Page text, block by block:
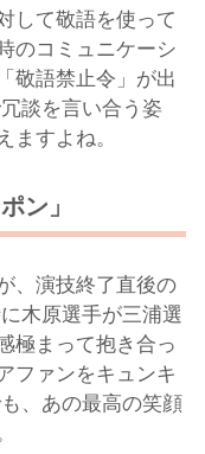
して敬語を使って
のコミュニケーシ
敬語禁止令」が出
談を言い合う姿
すよね。
ン」
、演技終了直後の
木原選手が三浦選
極まって抱き合っ
ファンをキュンキ
、あの最高の笑顔